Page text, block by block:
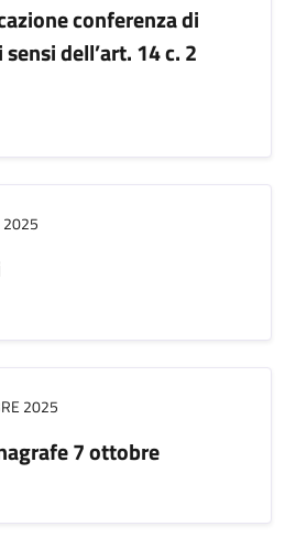
conferenza di
dell’art. 14 c. 2
2025
2025
7 ottobre